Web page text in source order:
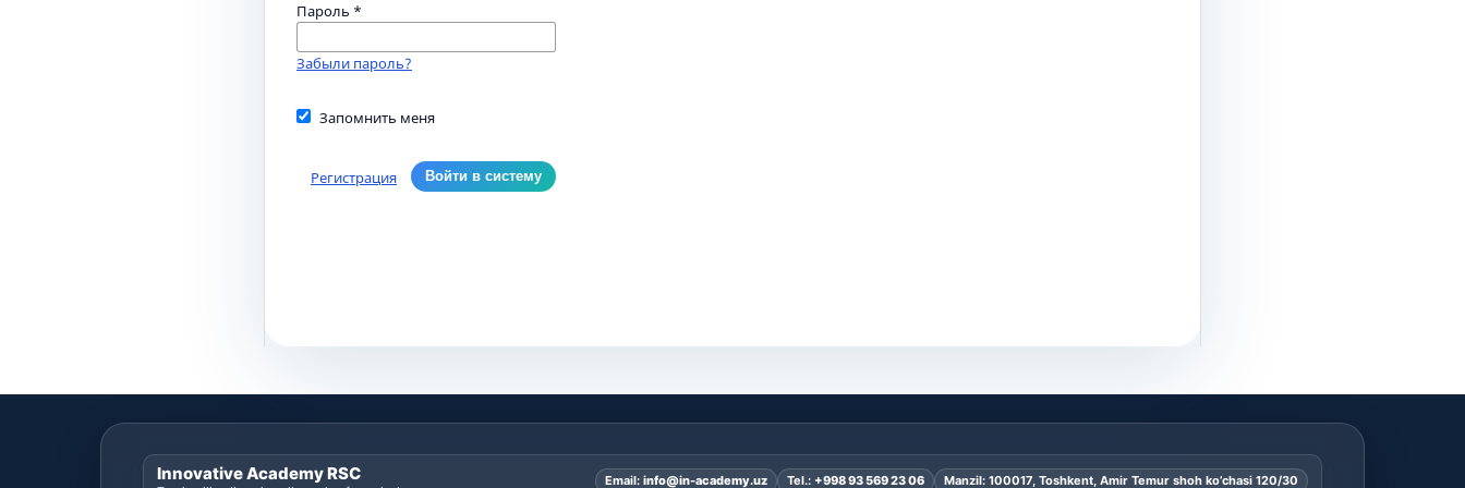
Пароль *
Забыли пароль?
Запомнить меня
Войти в систему
Регистрация
Innovative Academy RSC Email: info@in-academy.uz Tel.: +998 93 569 23 06 Manzil: 100017, Toshkent, Amir Temur shoh ko’chasi 120/30